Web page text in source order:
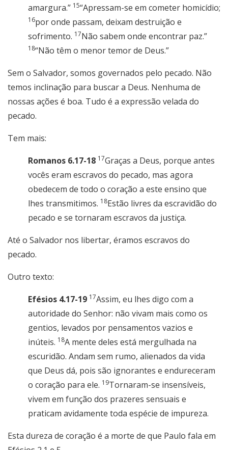
amargura.” 15“Apressam-se em cometer homicídio;
16por onde passam, deixam destruição e
sofrimento. 17Não sabem onde encontrar paz.”
18“Não têm o menor temor de Deus.”
Sem o Salvador, somos governados pelo pecado. Não
temos inclinação para buscar a Deus. Nenhuma de
nossas ações é boa. Tudo é a expressão velada do
pecado.
Tem mais:
Romanos 6.17-18 17Graças a Deus, porque antes
vocês eram escravos do pecado, mas agora
obedecem de todo o coração a este ensino que
lhes transmitimos. 18Estão livres da escravidão do
pecado e se tornaram escravos da justiça.
Até o Salvador nos libertar, éramos escravos do
pecado.
Outro texto:
Efésios 4.17-19 17Assim, eu lhes digo com a
autoridade do Senhor: não vivam mais como os
gentios, levados por pensamentos vazios e
inúteis. 18A mente deles está mergulhada na
escuridão. Andam sem rumo, alienados da vida
que Deus dá, pois são ignorantes e endureceram
o coração para ele. 19Tornaram-se insensíveis,
vivem em função dos prazeres sensuais e
praticam avidamente toda espécie de impureza.
Esta dureza de coração é a morte de que Paulo fala em